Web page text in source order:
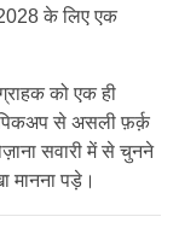
के लिए एक
को एक ही
पिकअप से असली फ़र्क़
सवारी में से चुनने
मानना पड़े।